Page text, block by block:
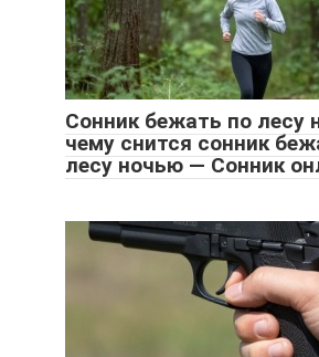
Сонник бежать по лесу
чему снится сонник
лесу ночью — Сонник